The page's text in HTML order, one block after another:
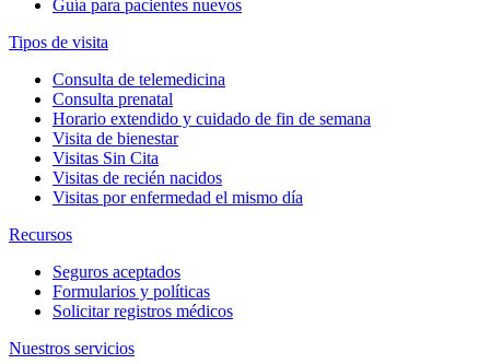
Guía para pacientes nuevos
Tipos de visita
Consulta de telemedicina
Consulta prenatal
Horario extendido y cuidado de fin de semana
Visita de bienestar
Visitas Sin Cita
Visitas de recién nacidos
Visitas por enfermedad el mismo día
Recursos
Seguros aceptados
Formularios y políticas
Solicitar registros médicos
Nuestros servicios